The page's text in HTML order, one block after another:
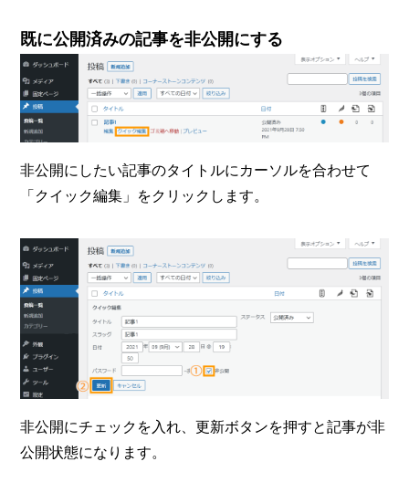
既に公開済みの記事を非公開にする
非公開にしたい記事のタイトルにカーソルを合わせて
「クイック編集」をクリックします。
非公開にチェックを入れ、更新ボタンを押すと記事が非
公開状態になります。